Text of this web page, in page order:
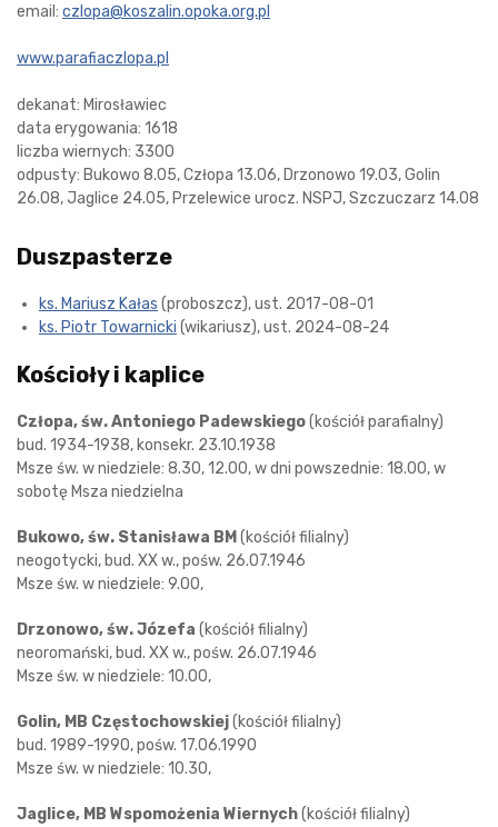
email: czlopa@koszalin.opoka.org.pl
www.parafiaczlopa.pl
dekanat: Mirosławiec
data erygowania: 1618
liczba wiernych: 3300
odpusty: Bukowo 8.05, Człopa 13.06, Drzonowo 19.03, Golin
26.08, Jaglice 24.05, Przelewice urocz. NSPJ, Szczuczarz 14.08
Duszpasterze
ks. Mariusz Kałas (proboszcz), ust. 2017-08-01
ks. Piotr Towarnicki (wikariusz), ust. 2024-08-24
Kościoły i kaplice
Człopa, św. Antoniego Padewskiego(kościół parafialny)
bud. 1934-1938, konsekr. 23.10.1938
Msze św. w niedziele: 8.30, 12.00, w dni powszednie: 18.00, w
sobotę Msza niedzielna
Bukowo, św. Stanisława BM (kościół filialny)
neogotycki, bud. XX w., pośw. 26.07.1946
Msze św. w niedziele: 9.00,
Drzonowo, św. Józefa (kościół filialny)
neoromański, bud. XX w., pośw. 26.07.1946
Msze św. w niedziele: 10.00,
Golin, MB Częstochowskiej(kościół filialny)
bud. 1989-1990, pośw. 17.06.1990
Msze św. w niedziele: 10.30,
Jaglice, MB Wspomożenia Wiernych(kościół filialny)